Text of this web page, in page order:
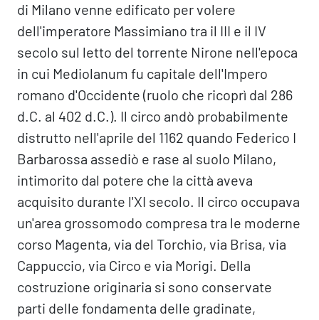
di Milano venne edificato per volere
dell'imperatore Massimiano tra il III e il IV
secolo sul letto del torrente Nirone nell'epoca
in cui Mediolanum fu capitale dell'Impero
romano d'Occidente (ruolo che ricoprì dal 286
d.C. al 402 d.C.). Il circo andò probabilmente
distrutto nell'aprile del 1162 quando Federico I
Barbarossa assediò e rase al suolo Milano,
intimorito dal potere che la città aveva
acquisito durante l'XI secolo. Il circo occupava
un'area grossomodo compresa tra le moderne
corso Magenta, via del Torchio, via Brisa, via
Cappuccio, via Circo e via Morigi. Della
costruzione originaria si sono conservate
parti delle fondamenta delle gradinate,